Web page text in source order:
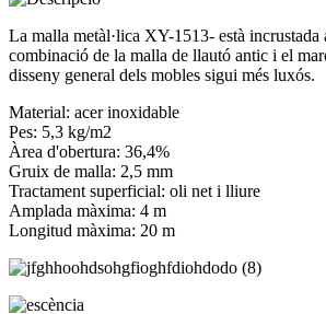
La malla metàl·lica XY-1513- està incrustada
combinació de la malla de llautó antic i el
disseny general dels mobles sigui més luxós.
Material: acer inoxidable
Pes: 5,3 kg/m2
Àrea d'obertura: 36,4%
Gruix de malla: 2,5 mm
Tractament superficial: oli net i lliure
Amplada màxima: 4 m
Longitud màxima: 20 m